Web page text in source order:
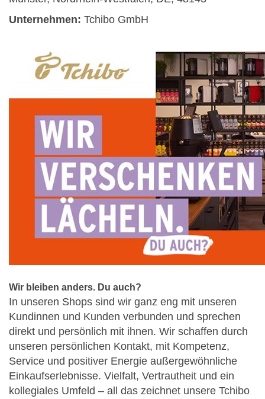
Unternehmen: Tchibo GmbH
Wir bleiben anders. Du auch?
In unseren Shops sind wir ganz eng mit unseren
Kundinnen und Kunden verbunden und sprechen
direkt und persönlich mit ihnen. Wir schaffen durch
unseren persönlichen Kontakt, mit Kompetenz,
Service und positiver Energie außergewöhnliche
Einkaufserlebnisse. Vielfalt, Vertrautheit und ein
kollegiales Umfeld – all das zeichnet unsere Tchibo